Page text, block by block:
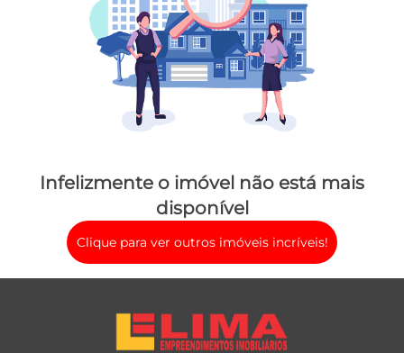
Infelizmente o imóvel não está mais
disponível
Clique para ver outros imóveis incríveis!